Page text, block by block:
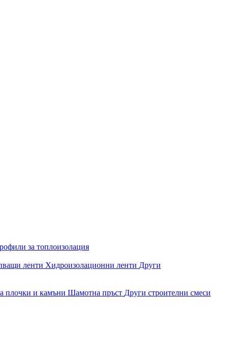
за топлоизолация
ленти Хидроизолационни ленти Други
плочки и камъни Шамотна пръст Други строителни смеси